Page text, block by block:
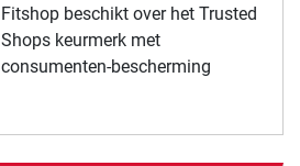
Fitshop beschikt over het Trusted
Shops keurmerk met
consumenten-bescherming